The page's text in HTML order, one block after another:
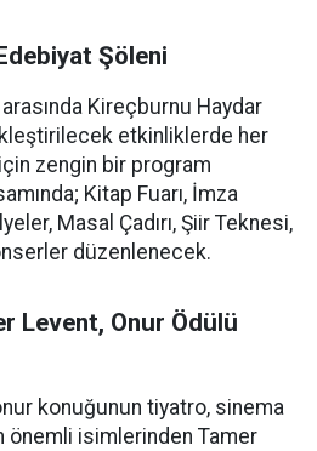
Şöleni
Kireçburnu Haydar
etkinliklerde her
zengin bir program
Kitap Fuarı, İmza
Masal Çadırı, Şiir Teknesi,
düzenlenecek.
Levent, Onur Ödülü
konuğunun tiyatro, sinema
önemli isimlerinden Tamer